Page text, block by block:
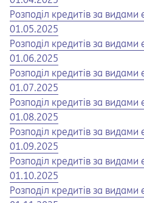
Opens in a new tab
Opens a pdf
Розподіл кредитів за видами
01.05.2025
Opens in a new tab
Opens a pdf
Розподіл кредитів за видами
01.06.2025
Opens in a new tab
Opens a pdf
Розподіл кредитів за видами
01.07.2025
Opens in a new tab
Opens a pdf
Розподіл кредитів за видами
01.08.2025
Opens in a new tab
Opens a pdf
Розподіл кредитів за видами
01.09.2025
Opens in a new tab
Opens a pdf
Розподіл кредитів за видами
01.10.2025
Opens in a new tab
Opens a pdf
Розподіл кредитів за видами